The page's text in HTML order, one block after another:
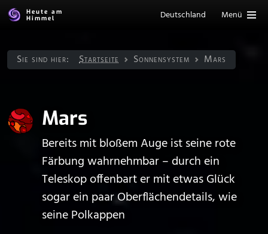
Heute am
Himmel
Deutschland Menü
Sie sind hier: Startseite Sonnen­system Mars
Mars
Bereits mit bloßem Auge ist seine rote
Färbung wahrnehmbar – durch ein
Teleskop offenbart er mit etwas Glück
sogar ein paar Oberflächendetails, wie
seine Polkappen